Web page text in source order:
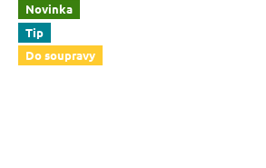
Novinka
Tip
Do soupravy